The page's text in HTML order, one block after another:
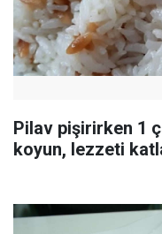
Pilav pişirirken 1
koyun, lezzeti